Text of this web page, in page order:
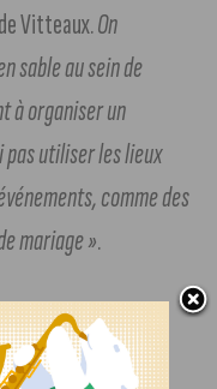
Vitteaux.On
sable au sein de
à organiser un
pas utiliser les lieux
comme des
mariage ».
de
juillet à partir de